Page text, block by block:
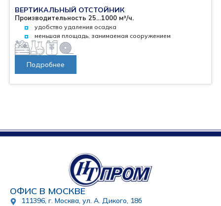
ВЕРТИКАЛЬНЫЙ ОТСТОЙНИК
Производительность 25…1000 м³/ч.
удобство удаления осадка
меньшая площадь, занимаемая сооружением
Подробнее
ОФИС В МОСКВЕ
111396, г. Москва, ул. А. Дикого, 18б